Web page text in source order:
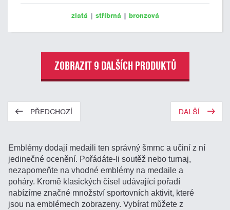
zlatá | stříbrná | bronzová
ZOBRAZIT 9 DALŠÍCH PRODUKTŮ
PŘEDCHOZÍ DALŠÍ
Emblémy dodají medaili ten správný šmrnc a učiní z ní
jedinečné ocenění. Pořádáte-li soutěž nebo turnaj,
nezapomeňte na vhodné emblémy na medaile a
poháry. Kromě klasických čísel udávající pořadí
nabízíme značné množství sportovních aktivit, které
jsou na emblémech zobrazeny. Vybírat můžete z